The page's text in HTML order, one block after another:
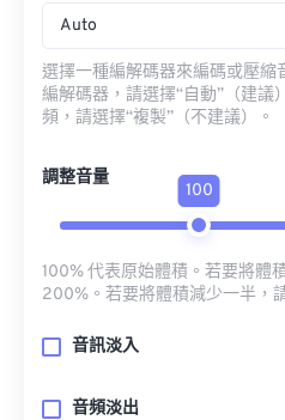
Auto
選擇一種編解碼器來編碼或壓縮
編解碼器，請選擇“自動”（建議
頻，請選擇“複製”（不建議）。
調整音量
100
100% 代表原始體積。若要將體
200%。若要將體積減少一半，
音訊淡入
音頻淡出